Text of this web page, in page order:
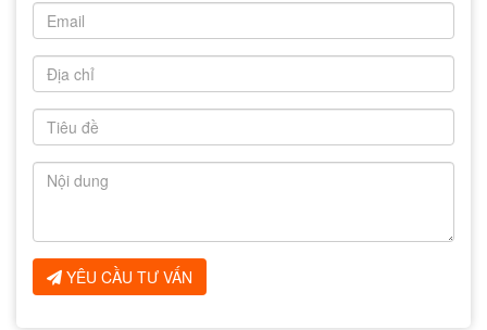
YÊU CẦU TƯ VẤN